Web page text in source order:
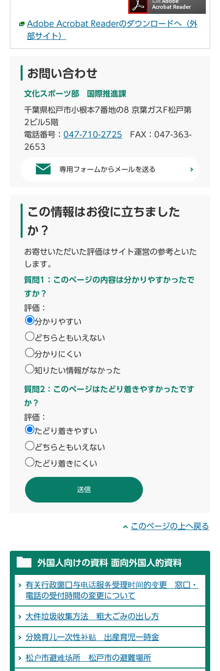
Adobe Acrobat Readerのダウンロードへ（外
部サイト）
お問い合わせ
文化スポーツ部 国際推進課
千葉県松戸市小根本7番地の8 京葉ガスF松戸第
2ビル5階
電話番号： 047-710-2725 FAX：047-363-
2653
専用フォームからメールを送る
この情報はお役に立ちました
か？
お寄せいただいた評価はサイト運営の参考といた
します。
質問1：このページの内容は分かりやすかったで
すか？
評価：
分かりやすい
どちらともいえない
分かりにくい
知りたい情報がなかった
質問2：このページはたどり着きやすかったです
か？
評価：
たどり着きやすい
どちらともいえない
たどり着きにくい
このページの上へ戻る
外国人向けの資料 面向外国人的資料
有关行政窗口与电话服务受理时间的变更 窓口・
電話の受付時間の変更について
大件垃圾收集方法 粗大ごみの出し方
分娩育儿一次性补贴 出産育児一時金
松户市避难场所 松戸市の避難場所